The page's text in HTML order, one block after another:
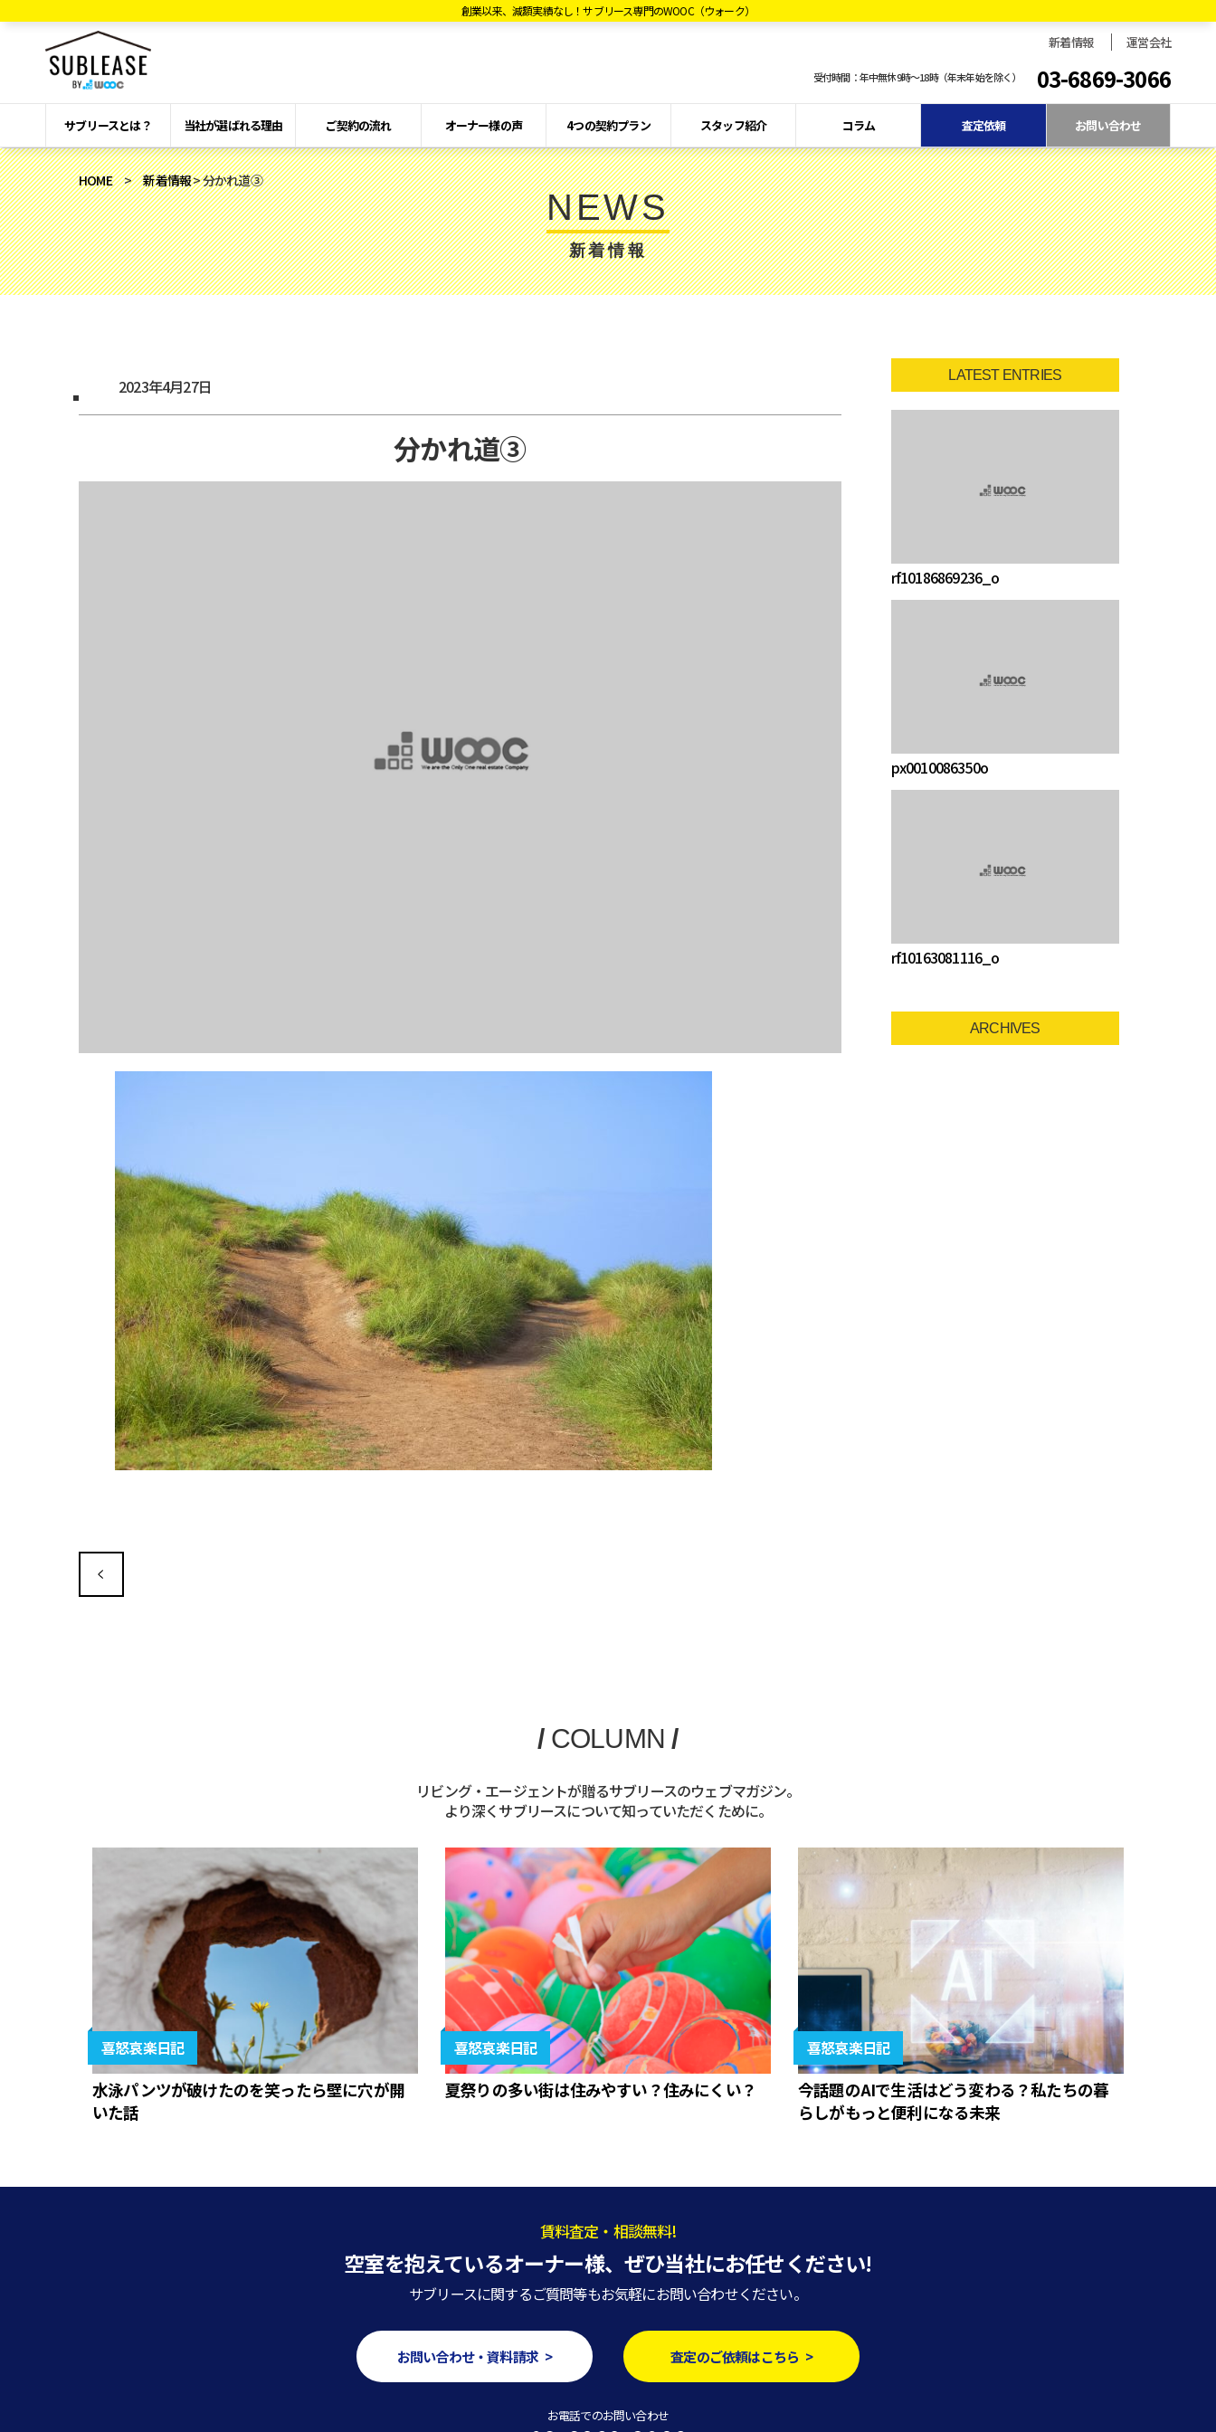
創業以来、減額実績なし！サブリース専門のWOOC（ウォーク）
新着情報 運営会社
受付時間：年中無休9時〜18時（年末年始を除く） 03-6869-3066
サブリースとは？ 当社が選ばれる理由 ご契約の流れ オーナー様の声 4つの契約プラン スタッフ紹介 コラム 査定依頼 お問い合わせ
HOME>新着情報> 分かれ道③
NEWS
新着情報
2023年4月27日
分かれ道③
LATEST ENTRIES
rf10186869236_o
px0010086350o
rf10163081116_o
ARCHIVES
/ COLUMN /
リビング・エージェントが贈るサブリースのウェブマガジン。
より深くサブリースについて知っていただくために。
喜怒哀楽日記
水泳パンツが破けたのを笑ったら壁に穴が開
いた話
喜怒哀楽日記
夏祭りの多い街は住みやすい？住みにくい？
喜怒哀楽日記
今話題のAIで生活はどう変わる？私たちの暮
らしがもっと便利になる未来
賃料査定・相談無料!
空室を抱えているオーナー様、ぜひ当社にお任せください!
サブリースに関するご質問等もお気軽にお問い合わせください。
お問い合わせ・資料請求 > 査定のご依頼はこちら >
お電話でのお問い合わせ